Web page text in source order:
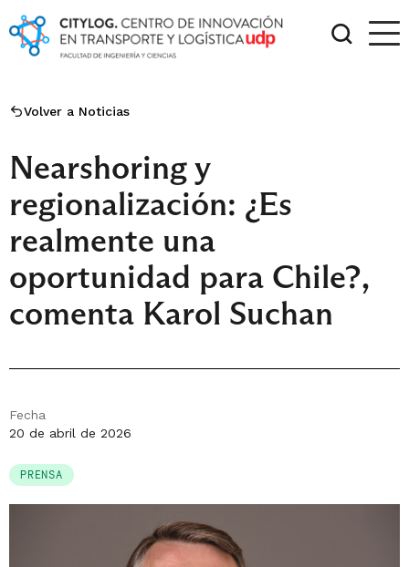
Volver a Noticias
Nearshoring y
regionalización: ¿Es
realmente una
oportunidad para Chile?,
comenta Karol Suchan
Fecha
20 de abril de 2026
PRENSA